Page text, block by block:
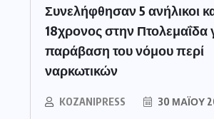
Συνελήφθησαν 5 ανήλικοι
18χρονος στην Πτολεμαΐδα
παράβαση του νόμου περί
ναρκωτικών
KOZANIPRESS 30 ΜΑΪ́ΟΥ